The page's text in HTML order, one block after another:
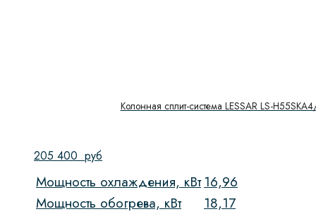
Колонная сплит-система LESSAR LS-
205 400 руб
Мощность охлаждения, кВт16,96
Мощность обогрева, кВт
18,17